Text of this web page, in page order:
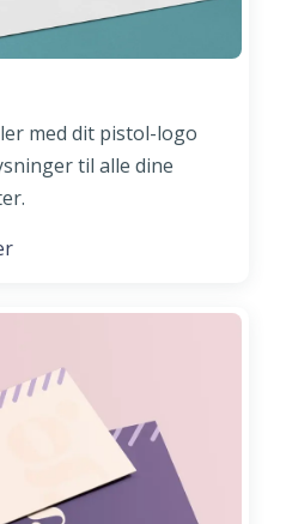
med dit pistol-logo
til alle dine